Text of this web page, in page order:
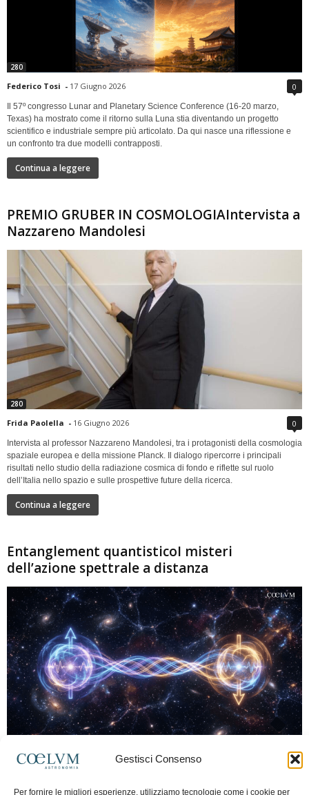
Gestisci Consenso
Per fornire le migliori esperienze, utilizziamo tecnologie come i cookie per
280
Federico Tosi - 17 Giugno 2026 0
Il 57º congresso Lunar and Planetary Science Conference (16-20 marzo,
Texas) ha mostrato come il ritorno sulla Luna stia diventando un progetto
scientifico e industriale sempre più articolato. Da qui nasce una riflessione e
un confronto tra due modelli contrapposti.
Continua a leggere
PREMIO GRUBER IN COSMOLOGIAIntervista a
Nazzareno Mandolesi
280
Frida Paolella - 16 Giugno 2026 0
Intervista al professor Nazzareno Mandolesi, tra i protagonisti della cosmologia
spaziale europea e della missione Planck. Il dialogo ripercorre i principali
risultati nello studio della radiazione cosmica di fondo e riflette sul ruolo
dell’Italia nello spazio e sulle prospettive future della ricerca.
Continua a leggere
Entanglement quantisticoI misteri
dell’azione spettrale a distanza
Marco Lorrai - 15 Giugno 2026 0
moderna: due particelle possono mostrare correlazioni che sembrano ignorare